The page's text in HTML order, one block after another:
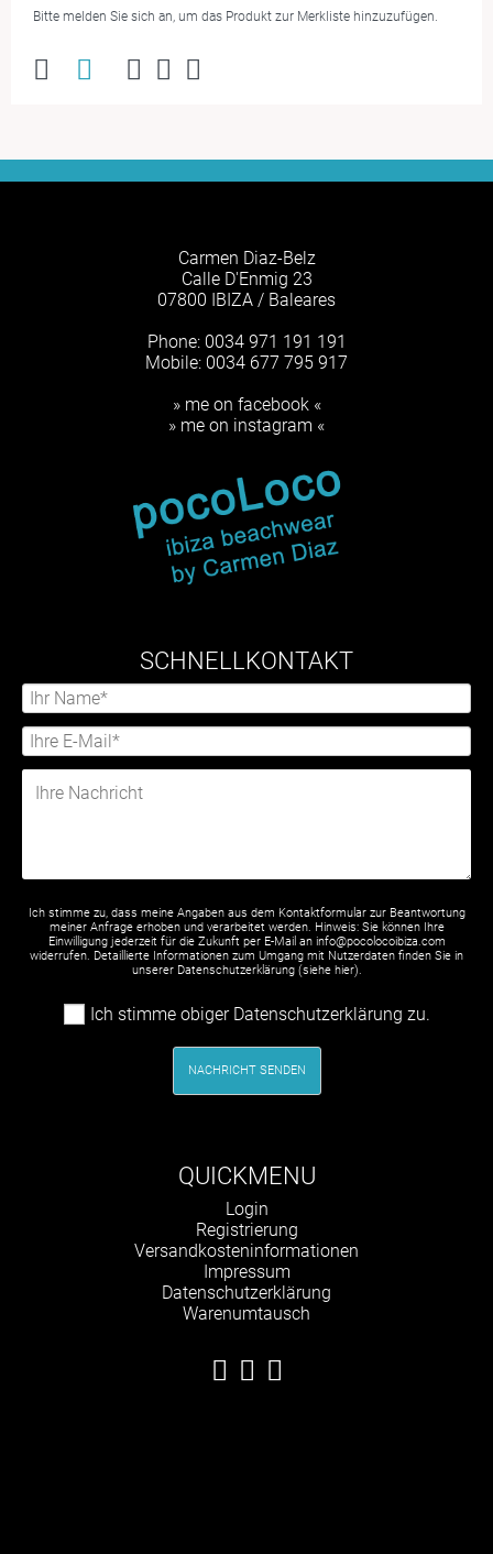
Bitte melden Sie sich an, um das Produkt zur Merkliste hinzuzufügen.
Carmen Diaz-Belz
Calle D'Enmig 23
07800 IBIZA / Baleares
Phone: 0034 971 191 191
Mobile: 0034 677 795 917
» me on facebook «
» me on instagram «
SCHNELLKONTAKT
Ich stimme zu, dass meine Angaben aus dem Kontaktformular zur Beantwortung
meiner Anfrage erhoben und verarbeitet werden. Hinweis: Sie können Ihre
Einwilligung jederzeit für die Zukunft per E-Mail an info@pocolocoibiza.com
widerrufen. Detaillierte Informationen zum Umgang mit Nutzerdaten finden Sie in
unserer Datenschutzerklärung (siehe hier).
Ich stimme obiger Datenschutzerklärung zu.
NACHRICHT SENDEN
QUICKMENU
Navigation
überspringen
Login
Registrierung
Versandkosteninformationen
Impressum
Datenschutzerklärung
Warenumtausch